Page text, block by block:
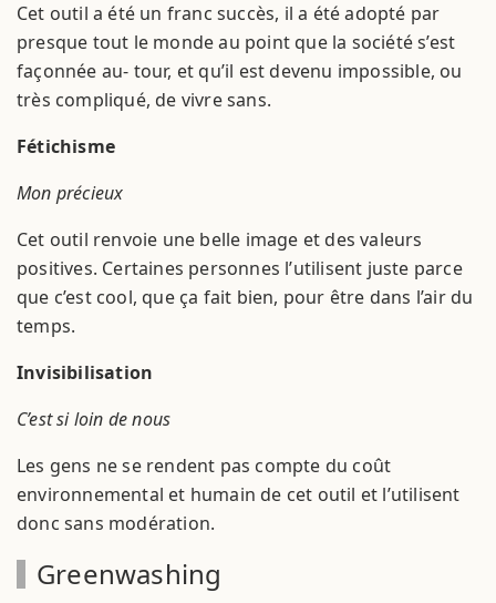
Cet outil a été un franc succès, il a été adopté par
presque tout le monde au point que la société s’est
façonnée au- tour, et qu’il est devenu impossible, ou
très compliqué, de vivre sans.
Fétichisme
Mon précieux
Cet outil renvoie une belle image et des valeurs
positives. Certaines personnes l’utilisent juste parce
que c’est cool, que ça fait bien, pour être dans l’air du
temps.
Invisibilisation
C’est si loin de nous
Les gens ne se rendent pas compte du coût
environnemental et humain de cet outil et l’utilisent
donc sans modération.
Greenwashing